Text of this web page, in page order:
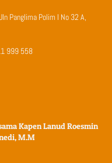
Panglima Polim I No 32 A,
999 558
Kapen Lanud Roesmin
M.M